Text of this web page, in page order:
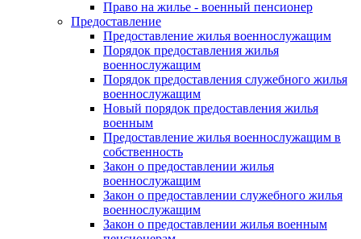
Право на жилье - военный пенсионер
Предоставление
Предоставление жилья военнослужащим
Порядок предоставления жилья
военнослужащим
Порядок предоставления служебного жилья
военнослужащим
Новый порядок предоставления жилья
военным
Предоставление жилья военнослужащим в
собственность
Закон о предоставлении жилья
военнослужащим
Закон о предоставлении служебного жилья
военнослужащим
Закон о предоставлении жилья военным